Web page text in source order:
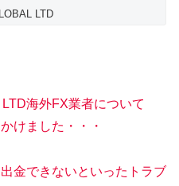
LTD
海外FX業者について
けました・・・
金できないといったトラブ